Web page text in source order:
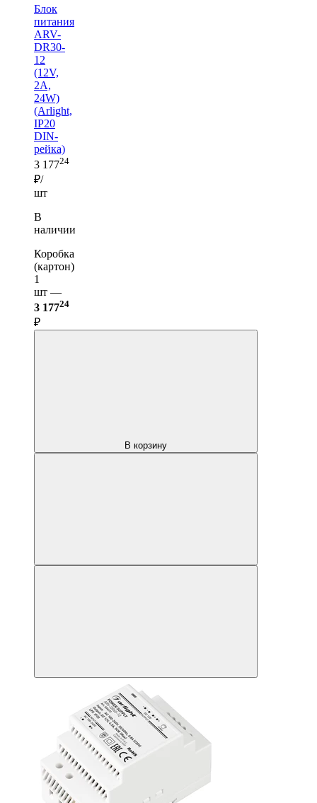
Блок
питания
ARV-
DR30-
12
(12V,
2A,
24W)
(Arlight,
IP20
DIN-
рейка)
3 17724
₽/
шт
В
наличии
Коробка
(картон)
1
шт —
3 17724
₽
В корзину